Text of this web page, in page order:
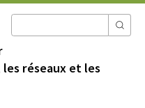
réseaux et les